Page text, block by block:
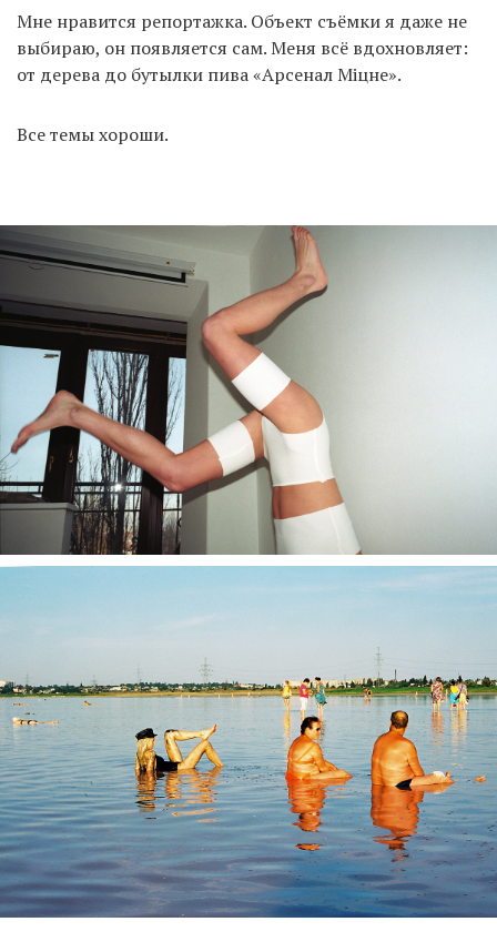
Мне нравится репортажка. Объект съёмки я даже не
выбираю, он появляется сам. Меня всё вдохновляет:
от дерева до бутылки пива «Арсенал Міцне».
Все темы хороши.